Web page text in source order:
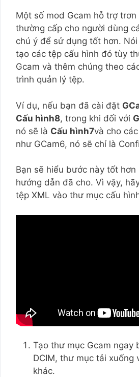
Một số mod Gcam hỗ trợ
thường cấp cho người dùng
chú ý để sử dụng tốt hơn.
tạo các tệp cấu hình đó tùy
Gcam và thêm chúng theo
trình quản lý tệp.
Ví dụ, nếu bạn đã cài đặt
Cấu hình8, trong khi đối với
nó sẽ là Cấu hình7và cho
như GCam6, nó sẽ chỉ là
Bạn sẽ hiểu bước này tốt hơn
hướng dẫn đã cho. Vì vậy,
tệp XML vào thư mục cấu
Tạo thư mục Gcam ngay
DCIM, thư mục tải xuống
khác.